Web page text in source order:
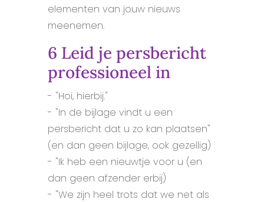
elementen van jouw nieuws
meenemen.
6 Leid je persbericht
professioneel in
- "Hoi, hierbij."
- "In de bijlage vindt u een
persbericht dat u zo kan plaatsen"
(en dan geen bijlage, ook gezellig)
- "Ik heb een nieuwtje voor u (en
dan geen afzender erbij)
- "We zijn heel trots dat we net als